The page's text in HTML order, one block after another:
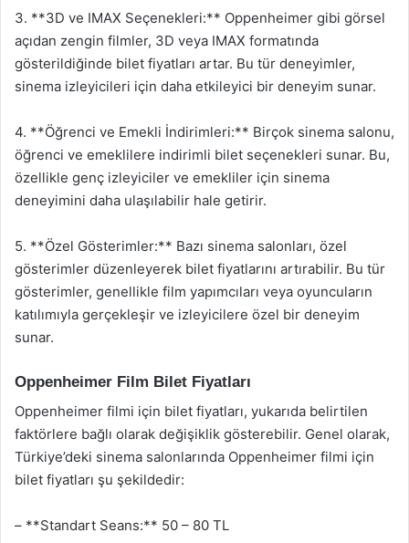
3. **3D ve IMAX Seçenekleri:** Oppenheimer gibi görsel
açıdan zengin filmler, 3D veya IMAX formatında
gösterildiğinde bilet fiyatları artar. Bu tür deneyimler,
sinema izleyicileri için daha etkileyici bir deneyim sunar.
4. **Öğrenci ve Emekli İndirimleri:** Birçok sinema salonu,
öğrenci ve emeklilere indirimli bilet seçenekleri sunar. Bu,
özellikle genç izleyiciler ve emekliler için sinema
deneyimini daha ulaşılabilir hale getirir.
5. **Özel Gösterimler:** Bazı sinema salonları, özel
gösterimler düzenleyerek bilet fiyatlarını artırabilir. Bu tür
gösterimler, genellikle film yapımcıları veya oyuncuların
katılımıyla gerçekleşir ve izleyicilere özel bir deneyim
sunar.
Oppenheimer Film Bilet Fiyatları
Oppenheimer filmi için bilet fiyatları, yukarıda belirtilen
faktörlere bağlı olarak değişiklik gösterebilir. Genel olarak,
Türkiye’deki sinema salonlarında Oppenheimer filmi için
bilet fiyatları şu şekildedir:
– **Standart Seans:** 50 – 80 TL